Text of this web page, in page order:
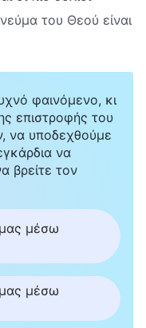
του Θεού είναι
φαινόμενο, κι
επιστροφής του
να υποδεχθούμε
να
βρείτε τον
μας μέσω
μας μέσω